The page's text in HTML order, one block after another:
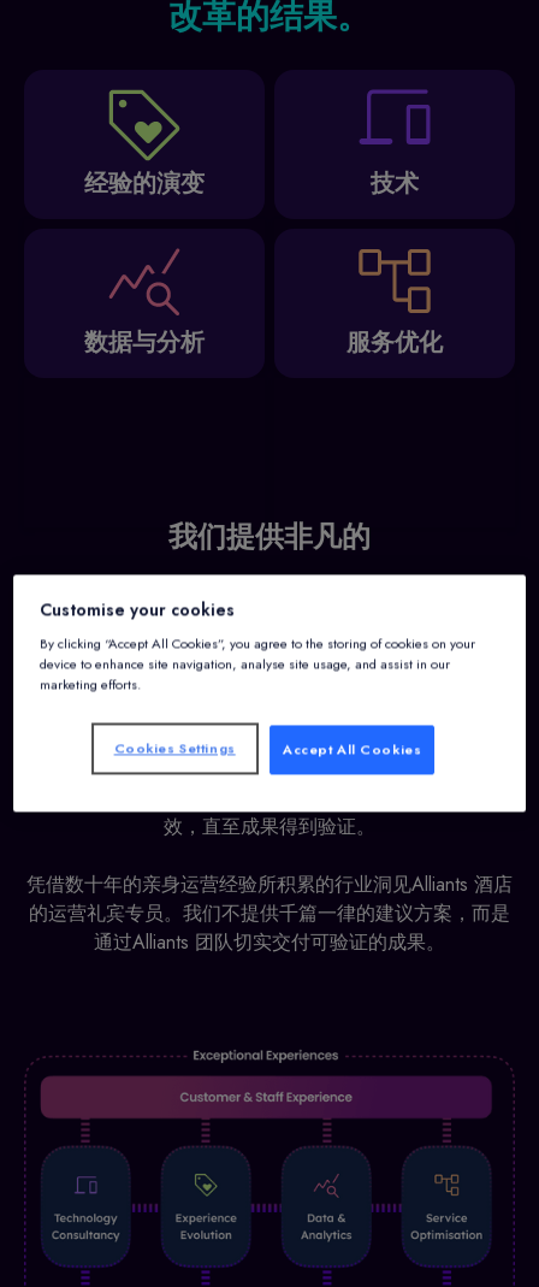
改革的结果。
经验的演变 技术
数据与分析 服务优化
我们提供非凡的
Alliants 的顾问团队曾在全球知名酒店品牌中担任前台工
作、管理礼宾项目、构建数据架构，并设计宾客体验。这
种前酒店从业者的背景，为Alliants 的每一Alliants 提供了宝
我们的团队不会仅仅交付一套精美的幻灯片就草草了事；
我们会深入每家酒店，从基层到高层管理层全面参与，将
效，直至成果得到验证。
凭借数十年的亲身运营经验所积累的行业洞见Alliants 酒店
的运营礼宾专员。我们不提供千篇一律的建议方案，而是
通过Alliants 团队切实交付可验证的成果。
Customise your cookies
By clicking “Accept All Cookies”, you agree to the storing of cookies on your
device to enhance site navigation, analyse site usage, and assist in our
marketing efforts.
Accept All Cookies
Cookies Settings